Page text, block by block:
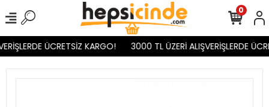
ÜCRETSİZ KARGO! 3000 TL ÜZERİ ALIŞVERİŞLERDE
0